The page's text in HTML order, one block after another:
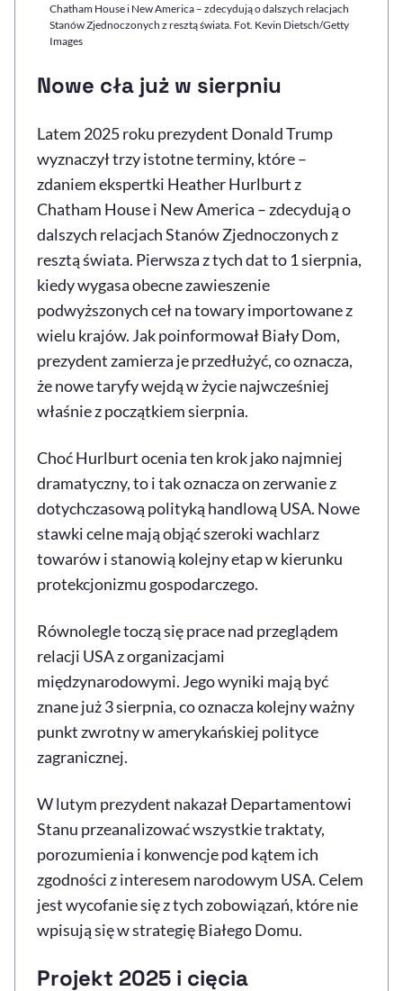
Chatham House i New America – zdecydują o dalszych relacjach
Stanów Zjednoczonych z resztą świata. Fot. Kevin Dietsch/Getty
Images
Nowe cła już w sierpniu
Latem 2025 roku prezydent Donald Trump
wyznaczył trzy istotne terminy, które –
zdaniem ekspertki Heather Hurlburt z
Chatham House i New America – zdecydują o
dalszych relacjach Stanów Zjednoczonych z
resztą świata. Pierwsza z tych dat to 1 sierpnia,
kiedy wygasa obecne zawieszenie
podwyższonych ceł na towary importowane z
wielu krajów. Jak poinformował Biały Dom,
prezydent zamierza je przedłużyć, co oznacza,
że nowe taryfy wejdą w życie najwcześniej
właśnie z początkiem sierpnia.
Choć Hurlburt ocenia ten krok jako najmniej
dramatyczny, to i tak oznacza on zerwanie z
dotychczasową polityką handlową USA. Nowe
stawki celne mają objąć szeroki wachlarz
towarów i stanowią kolejny etap w kierunku
protekcjonizmu gospodarczego.
Równolegle toczą się prace nad przeglądem
relacji USA z organizacjami
międzynarodowymi. Jego wyniki mają być
znane już 3 sierpnia, co oznacza kolejny ważny
punkt zwrotny w amerykańskiej polityce
zagranicznej.
W lutym prezydent nakazał Departamentowi
Stanu przeanalizować wszystkie traktaty,
porozumienia i konwencje pod kątem ich
zgodności z interesem narodowym USA. Celem
jest wycofanie się z tych zobowiązań, które nie
wpisują się w strategię Białego Domu.
Projekt 2025 i cięcia